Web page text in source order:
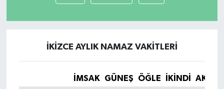
İKIZCE AYLIK NAMAZ VAKITLERI
İMSAK GÜNEŞ ÖĞLE İKINDI